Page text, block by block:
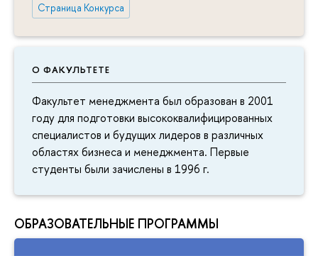
Страница Конкурса
О ФАКУЛЬТЕТЕ
Факультет менеджмента был образован в 2001
году для подготовки высококвалифицированных
специалистов и будущих лидеров в различных
областях бизнеса и менеджмента. Первые
студенты были зачислены в 1996 г.
ОБРАЗОВАТЕЛЬНЫЕ ПРОГРАММЫ